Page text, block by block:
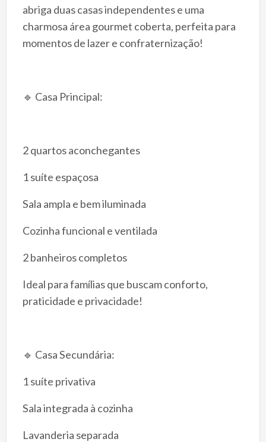
abriga duas casas independentes e uma
charmosa área gourmet coberta, perfeita para
momentos de lazer e confraternização!
🔹 Casa Principal:
2 quartos aconchegantes
1 suíte espaçosa
Sala ampla e bem iluminada
Cozinha funcional e ventilada
2 banheiros completos
Ideal para famílias que buscam conforto,
praticidade e privacidade!
🔹 Casa Secundária:
1 suíte privativa
Sala integrada à cozinha
Lavanderia separada